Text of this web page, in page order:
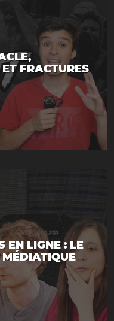
FRACTURES
EN LIGNE : LE